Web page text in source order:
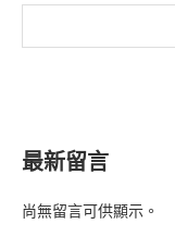
最新留言
尚無留言可供顯示。